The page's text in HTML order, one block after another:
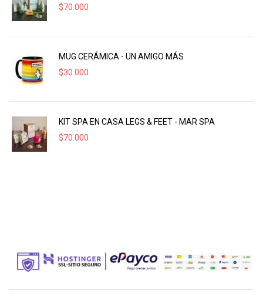
$70.000
MUG CERÁMICA - UN AMIGO MÁS
$30.000
KIT SPA EN CASA LEGS & FEET - MAR SPA
$70.000